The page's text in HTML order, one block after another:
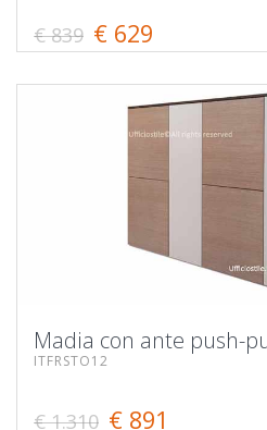
€ 839 € 629
Madia con ante push-
ITFRSTO12
€ 1.310 € 891